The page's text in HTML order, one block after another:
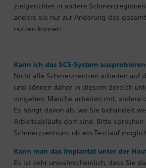
zielgerichtet in andere
andere sie nur zur Änderung des
nutzen können.
Kann ich das SCS-System
Nicht alle Schmerzzentren arbeiten auf
und können daher in diesem Bereich
vorgehen. Manche arbeiten mit, andere
Es hängt davon ab, wo Sie behandelt
Arbeitsabläufe dort sind. Bitte sprechen
Schmerzzentrum, ob ein Testlauf
Kann man das Implantat unter der
Es ist sehr unwahrscheinlich, dass Sie